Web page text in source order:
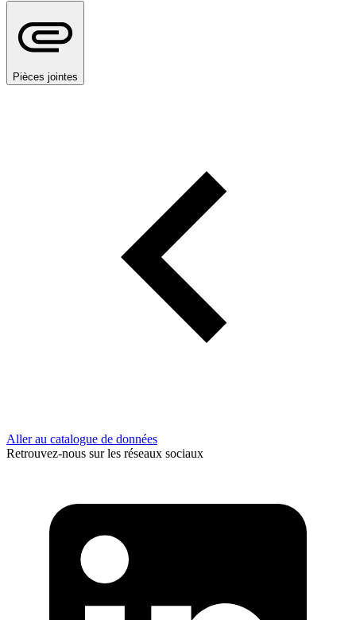
Pièces jointes
Aller au catalogue de données
Retrouvez-nous sur les réseaux sociaux